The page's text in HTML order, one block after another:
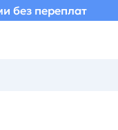
без переплат